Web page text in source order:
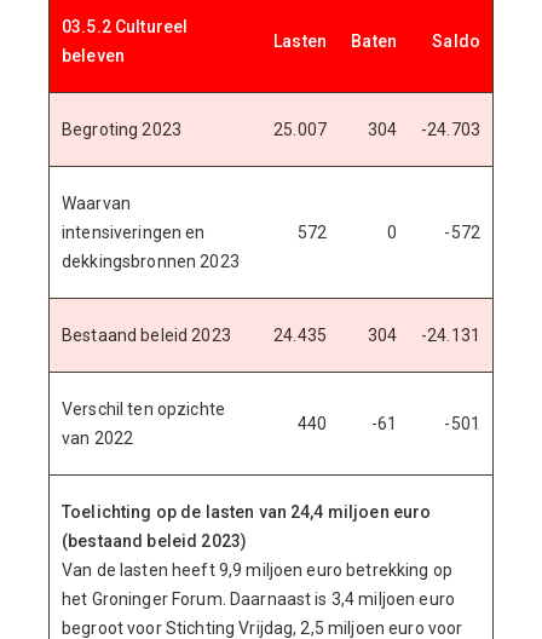
03.5.2 Cultureel
beleven
Lasten Baten Saldo
Begroting 2023 25.007 304 -24.703
Waarvan
intensiveringen en
dekkingsbronnen 2023
572 0 -572
Bestaand beleid 2023 24.435 304 -24.131
Verschil ten opzichte
van 2022
440 -61 -501
Toelichting op de lasten van 24,4 miljoen euro
(bestaand beleid 2023)
Van de lasten heeft 9,9 miljoen euro betrekking op
het Groninger Forum. Daarnaast is 3,4 miljoen euro
begroot voor Stichting Vrijdag, 2,5 miljoen euro voor